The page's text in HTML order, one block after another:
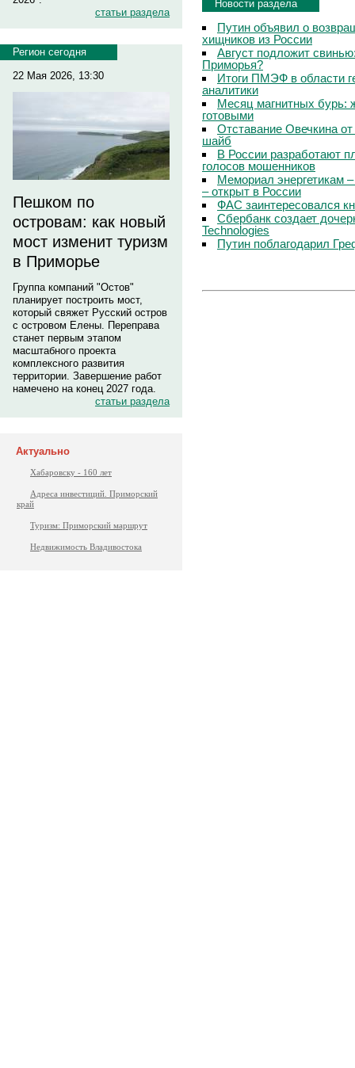
статьи раздела
Регион сегодня
22 Мая 2026, 13:30
Пешком по
островам: как новый
мост изменит туризм
в Приморье
Группа компаний "Остов"
планирует построить мост,
который свяжет Русский остров
с островом Елены. Переправа
станет первым этапом
масштабного проекта
комплексного развития
территории. Завершение работ
намечено на конец 2027 года.
статьи раздела
Актуально
Хабаровску - 160 лет
Адреса инвестиций. Приморский
край
Туризм: Приморский маршрут
Недвижимость Владивостока
Новости раздела
Путин объявил о
хищников из России
Август подложит
Приморья?
Итоги ПМЭФ в области
аналитики
Месяц магнитных бурь:
готовыми
Отставание Овечкина
шайб
В России разработают
голосов мошенников
Мемориал энергетикам
– открыт в России
ФАС заинтересовался
Сбербанк создает
Technologies
Путин поблагодарил